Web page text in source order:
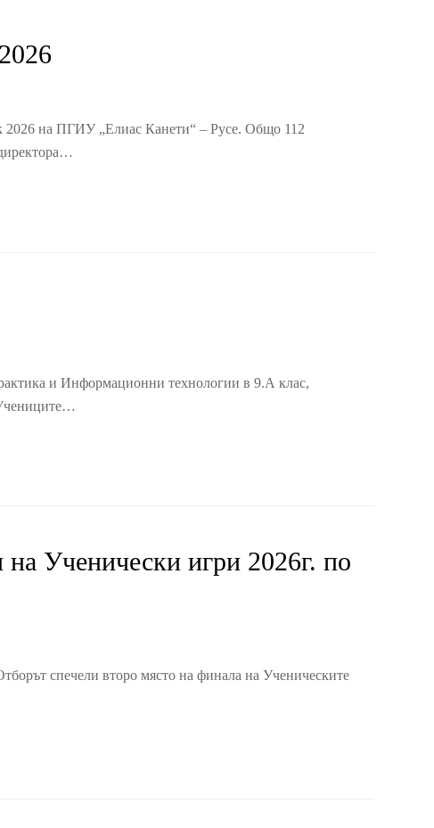
2026 на ПГИУ „Елиас Канети“ – Русе. Общо 112
и Информационни технологии в 9.А клас,
Ученически игри 2026г. по
спечели второ място на финала на Ученическите